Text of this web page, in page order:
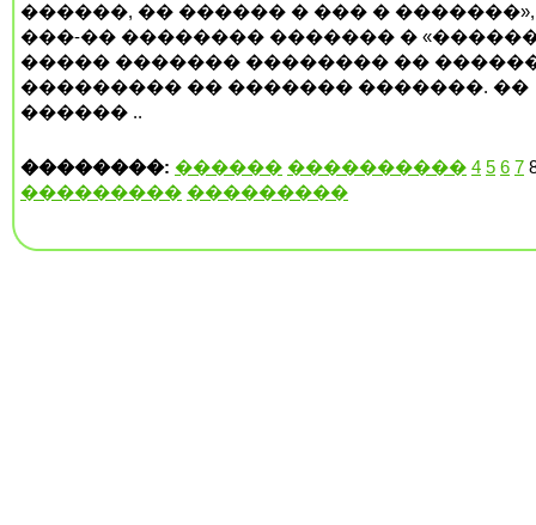
������, �� ������ � ��� �
���-�� �������� ������� �
����� ������� �������� ��
��������� �� ������� �������. ��
������ ..
��������: ������ ���������� 4 5 6 7
��������� ���������